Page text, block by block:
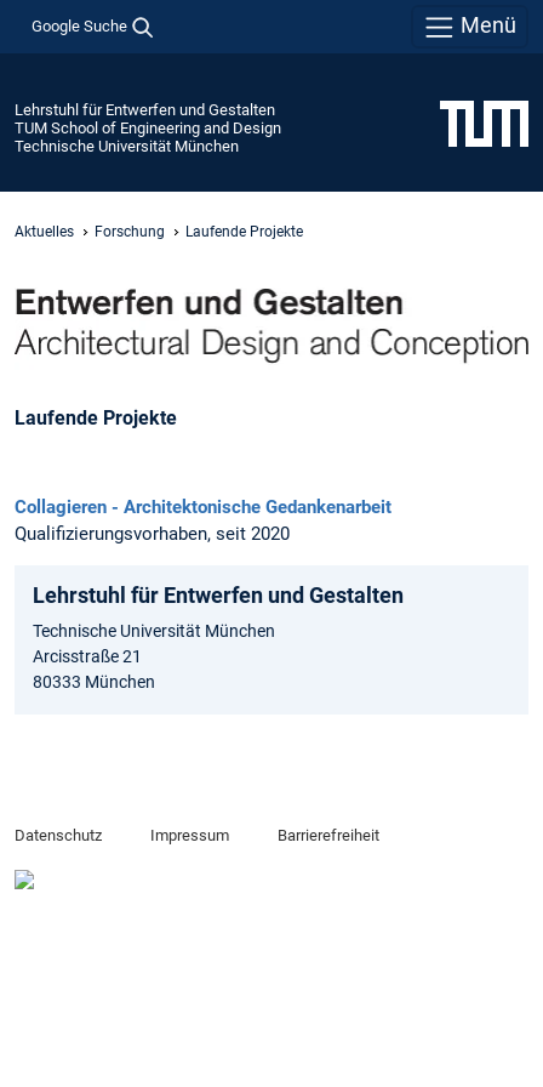
Google Suche Menü
Lehrstuhl für Entwerfen und Gestalten
TUM School of Engineering and Design
Technische Universität München
Aktuelles Forschung Laufende Projekte
Laufende Projekte
Collagieren - Architektonische Gedankenarbeit
Qualifizierungsvorhaben, seit 2020
Lehrstuhl für Entwerfen und Gestalten
Technische Universität München
Arcisstraße 21
80333 München
Datenschutz Impressum Barrierefreiheit